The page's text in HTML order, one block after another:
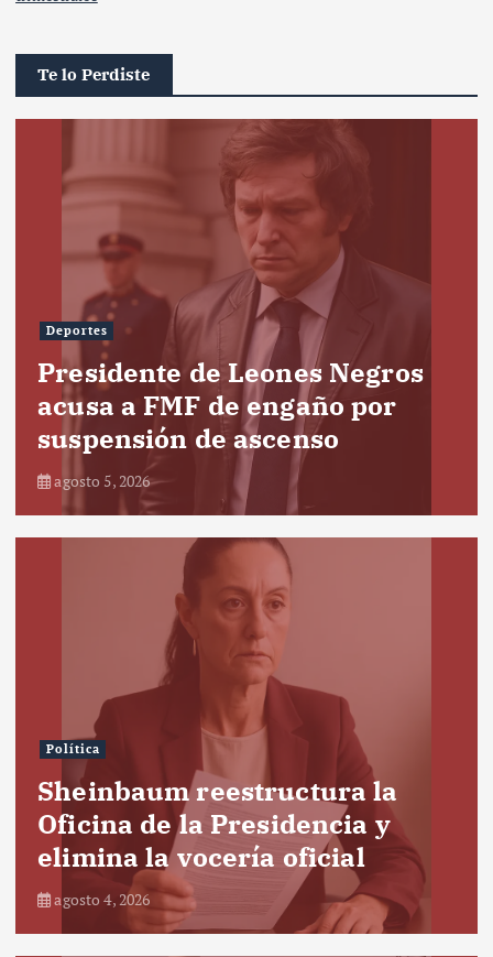
Te lo Perdiste
Deportes
Presidente de Leones Negros
acusa a FMF de engaño por
suspensión de ascenso
agosto 5, 2026
Política
Sheinbaum reestructura la
Oficina de la Presidencia y
elimina la vocería oficial
agosto 4, 2026